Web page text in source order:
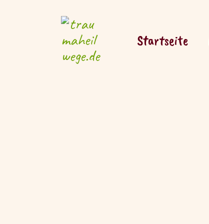
Startseite